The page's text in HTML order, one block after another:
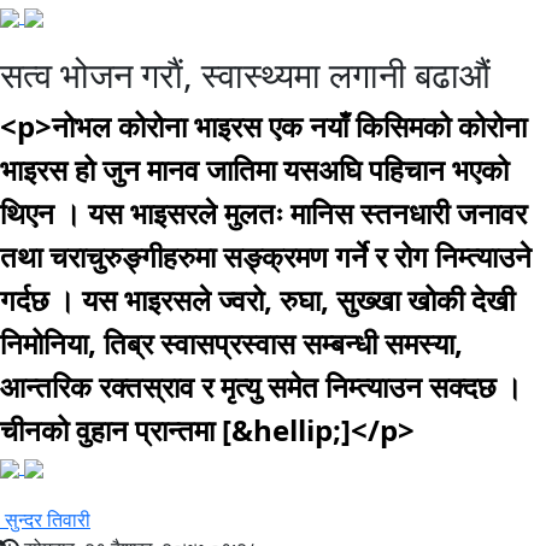
सत्व भोजन गराैं, स्वास्थ्यमा लगानी बढाऔं
<p>नोभल कोरोना भाइरस एक नयाँ किसिमको कोरोना
भाइरस हो जुन मानव जातिमा यसअघि पहिचान भएको
थिएन । यस भाइसरले मुलतः मानिस स्तनधारी जनावर
तथा चराचुरुङ्गीहरुमा सङ्क्रमण गर्ने र रोग निम्त्याउने
गर्दछ । यस भाइरसले ज्वरो, रुघा, सुख्खा खोकी देखी
निमोनिया, तिब्र स्वासप्रस्वास सम्बन्धी समस्या,
आन्तरिक रक्तस्राव र मृत्यु समेत निम्त्याउन सक्दछ ।
चीनको वुहान प्रान्तमा [&hellip;]</p>
सुन्दर तिवारी